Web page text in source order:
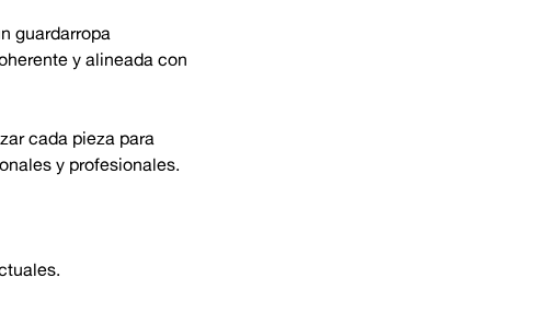
guardarropa
y alineada con
cada pieza para
y profesionales.